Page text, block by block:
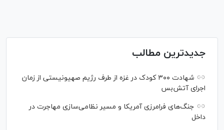
جدیدترین مطالب
شهادت ۳۰۰ کودک در غزه از طرف رژیم صهیونیستی از زمان
اجرای آتش‌بس
جنگ‌های فرامرزی آمریکا و مسیر نظامی‌سازی مهاجرت در
داخل